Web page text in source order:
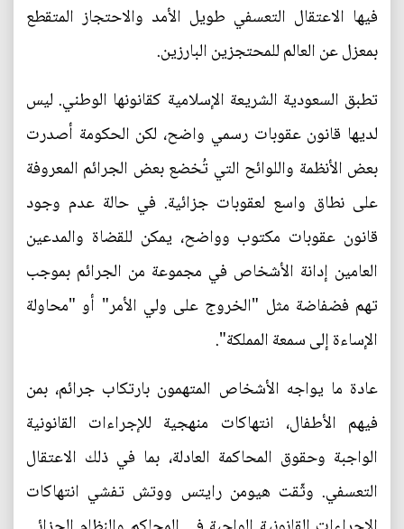
فيها الاعتقال التعسفي طويل الأمد والاحتجاز المتقطع
بمعزل عن العالم للمحتجزين البارزين.
تطبق السعودية الشريعة الإسلامية كقانونها الوطني. ليس
لديها قانون عقوبات رسمي واضح، لكن الحكومة أصدرت
بعض الأنظمة واللوائح التي تُخضع بعض الجرائم المعروفة
على نطاق واسع لعقوبات جزائية. في حالة عدم وجود
قانون عقوبات مكتوب وواضح، يمكن للقضاة والمدعين
العامين إدانة الأشخاص في مجموعة من الجرائم بموجب
تهم فضفاضة مثل "الخروج على ولي الأمر" أو "محاولة
الإساءة إلى سمعة المملكة".
عادة ما يواجه الأشخاص المتهمون بارتكاب جرائم، بمن
فيهم الأطفال، انتهاكات منهجية للإجراءات القانونية
الواجبة وحقوق المحاكمة العادلة، بما في ذلك الاعتقال
التعسفي. وثّقت هيومن رايتس ووتش تفشي انتهاكات